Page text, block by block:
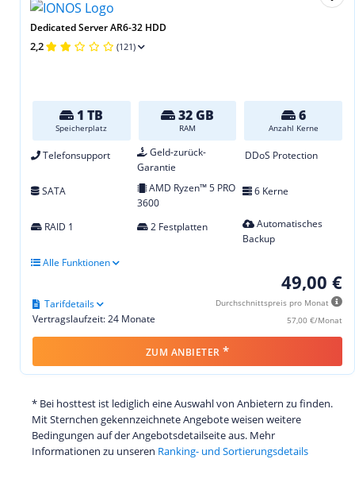
Dedicated Server AR6-32 HDD
2,2 (121)
1 TB
Speicherplatz
32 GB
RAM
6
Anzahl Kerne
Telefonsupport
Geld-zurück-
Garantie
DDoS Protection
SATA
AMD Ryzen™ 5 PRO
3600
6 Kerne
RAID 1 2 Festplatten
Automatisches
Backup
Alle Funktionen
49,00 €
Durchschnittspreis pro Monat
57,00 €/Monat
Vertragslaufzeit: 24 Monate
Tarifdetails
ZUM ANBIETER *
* Bei hosttest ist lediglich eine Auswahl von Anbietern zu finden.
Mit Sternchen gekennzeichnete Angebote weisen weitere
Bedingungen auf der Angebotsdetailseite aus. Mehr
Informationen zu unseren Ranking- und Sortierungsdetails